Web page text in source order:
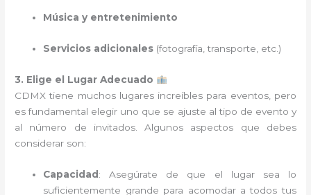
Música y entretenimiento
Servicios adicionales (fotografía, transporte, etc.)
3. Elige el Lugar Adecuado
CDMX tiene muchos lugares increíbles para eventos, pero
es fundamental elegir uno que se ajuste al tipo de evento y
al número de invitados. Algunos aspectos que debes
considerar son:
Capacidad : Asegúrate de que el lugar sea lo
suficientemente grande para acomodar a todos tus